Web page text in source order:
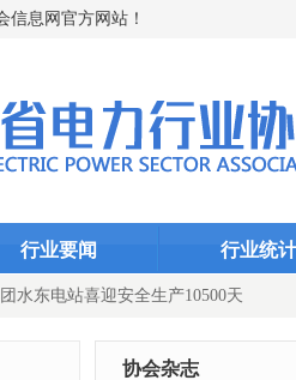
信息网官方网站！
行业要闻 行业统计
水东电站喜迎安全生产10500天
换“心”提质效 乡镇电网添动能（图文
协会杂志